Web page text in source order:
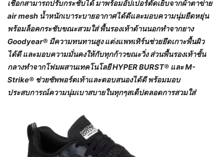
เชือกสามารถปรับกระชับได้ มาพร้อมอัปเปอร์ตัดเย็บจากผ้าตาข่าย
air mesh น้ำหนักเบาระบายอากาศได้ดีและมอบความนุ่มยืดหยุ่น
พร้อมล็อคกระชับขณะสวมใส่ พื้นรองเท้าด้านนอกทำจากยาง
Goodyear® มีความทนทานสูง แต่งแพทเทิร์นช่วยยึดเกาะพื้นผิว
ได้ดี และมอบความมั่นคงให้กับทุกก้าวขณะวิ่ง ส่วนพื้นรองเท้าชั้น
กลางทำจากโฟมผสานเทคโนโลยี HYPER BURST® และ M-
Strike® ช่วยซัพพอร์ตเท้าและตอบสนองได้ดี พร้อมมอบ
ประสบการณ์ความนุ่มเบาสบายในทุกๆสเต็ปตลอดการสวมใส่